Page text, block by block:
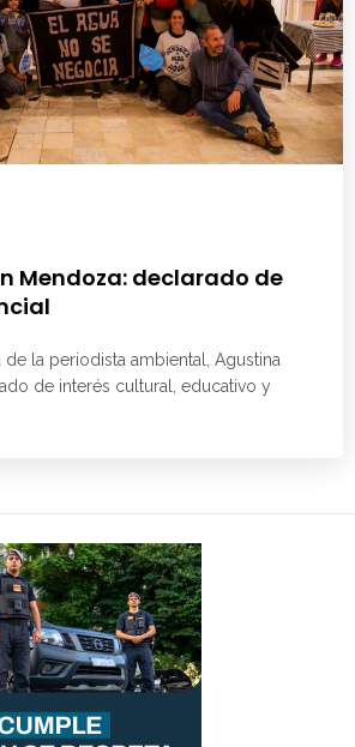
Mendoza: declarado de
de la periodista ambiental, Agustina
de interés cultural, educativo y